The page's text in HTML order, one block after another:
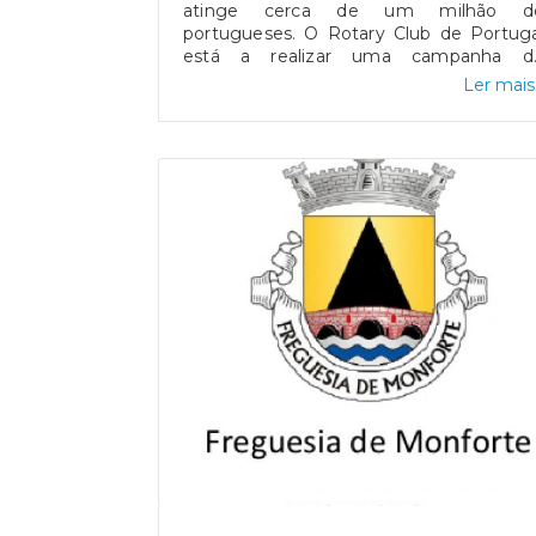
atinge cerca de um milhão
portugueses. O Rotary Club de
está a realizar uma campanha
prevenção que disponibilizámos a todos o
Informações) -
#rotaryclub #monforte #jfmonforte
Ler